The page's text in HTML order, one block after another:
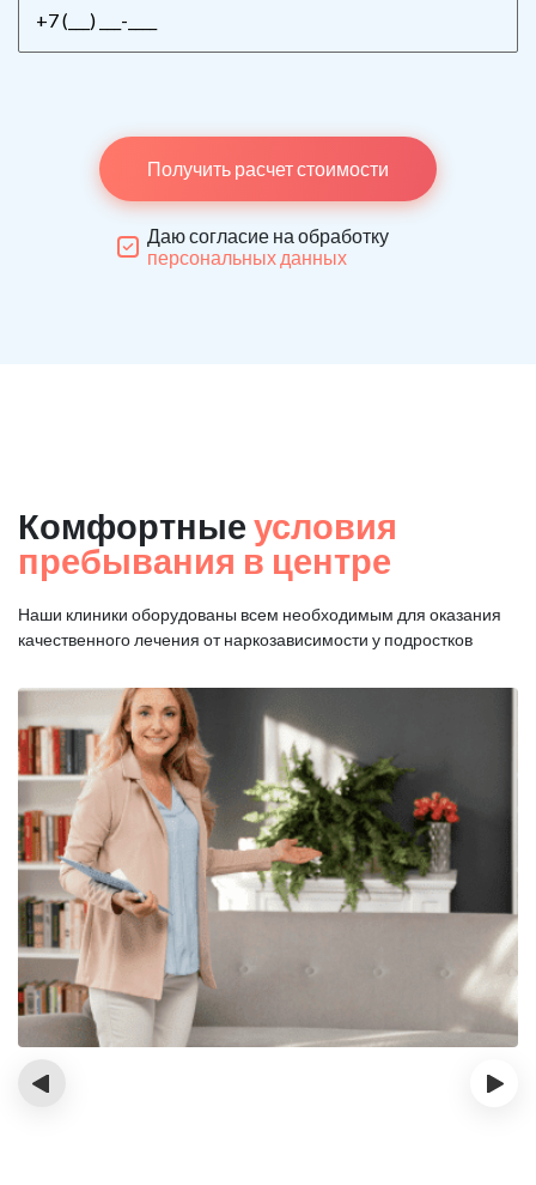
Получить расчет стоимости
Даю согласие на обработку
персональных данных
Комфортные условия
пребывания в центре
Наши клиники оборудованы всем необходимым для оказания
качественного лечения от наркозависимости у подростков
‹ ›